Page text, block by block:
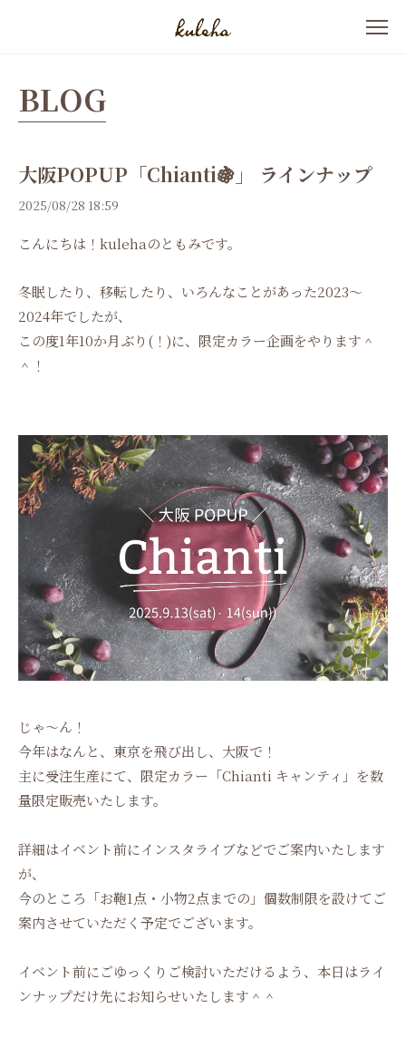
BLOG
大阪POPUP「Chianti🍇」 ラインナップ
2025/08/28 18:59
こんにちは！kulehaのともみです。
冬眠したり、移転したり、いろんなことがあった2023～
2024年でしたが、
この度1年10か月ぶり(！)に、限定カラー企画をやります＾
＾！
じゃ～ん！
今年はなんと、東京を飛び出し、大阪で！
主に受注生産にて、限定カラー「Chianti キャンティ」を数
量限定販売いたします。
詳細はイベント前にインスタライブなどでご案内いたします
が、
今のところ「お鞄1点・小物2点までの」個数制限を設けてご
案内させていただく予定でございます。
イベント前にごゆっくりご検討いただけるよう、本日はライ
ンナップだけ先にお知らせいたします＾＾